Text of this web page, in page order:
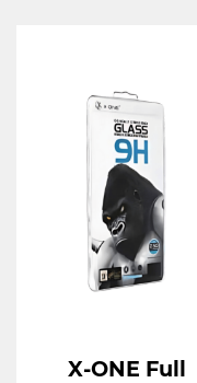
X-ONE Full